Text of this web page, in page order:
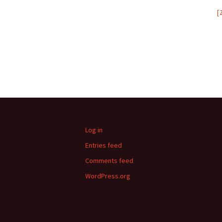
Log in
Entries feed
Comments feed
WordPress.org